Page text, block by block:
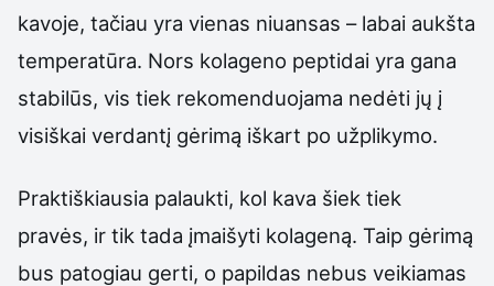
kavoje, tačiau yra vienas niuansas – labai aukšta
temperatūra. Nors kolageno peptidai yra gana
stabilūs, vis tiek rekomenduojama nedėti jų į
visiškai verdantį gėrimą iškart po užplikymo.
Praktiškiausia palaukti, kol kava šiek tiek
pravės, ir tik tada įmaišyti kolageną. Taip gėrimą
bus patogiau gerti, o papildas nebus veikiamas